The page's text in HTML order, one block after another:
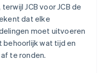
JCB voor JCB de
dat elke
moet uitvoeren
wat tijd en
te ronden.